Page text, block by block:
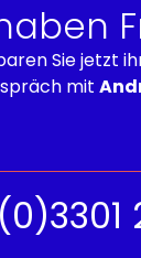
Sie jetzt
mit